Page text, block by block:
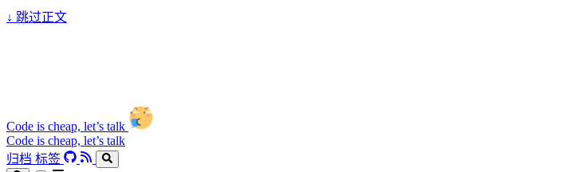
↓ 跳过正文
Code is cheap, let’s talk
Code is cheap, let’s talk
归档 标签